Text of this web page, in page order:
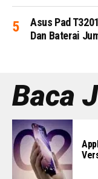
Asus Pad
Dan Baterai
Baca